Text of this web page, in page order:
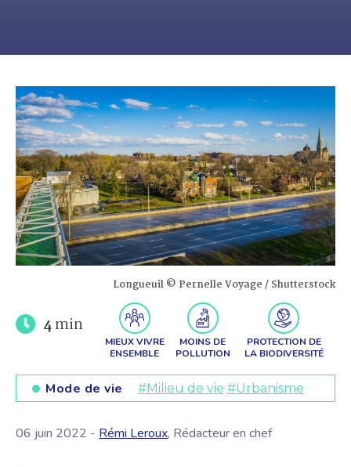
Longueuil © Pernelle Voyage / Shutterstock
4min
MIEUX VIVRE
ENSEMBLE
MOINS DE
POLLUTION
PROTECTION DE
LA BIODIVERSITÉ
Mode de vie #Milieu de vie #Urbanisme
06 juin 2022 - Rémi Leroux, Rédacteur en chef